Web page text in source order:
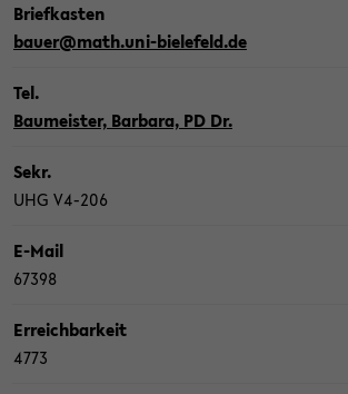
Brief­kas­ten
bauer@math.uni-​bielefeld.de
Tel.
Bau­meis­ter, Bar­ba­ra, PD Dr.
Sekr.
UHG V4-​206
E-​Mail
67398
Er­reich­bar­keit
4773